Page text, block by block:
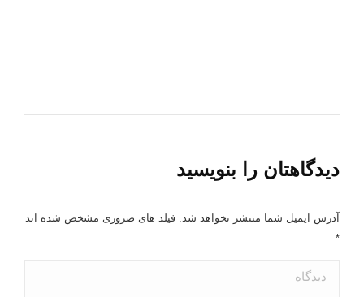
دیدگاهتان را بنویسید
آدرس ایمیل شما منتشر نخواهد شد. فیلد های ضروری مشخص شده اند
*
دیدگاه